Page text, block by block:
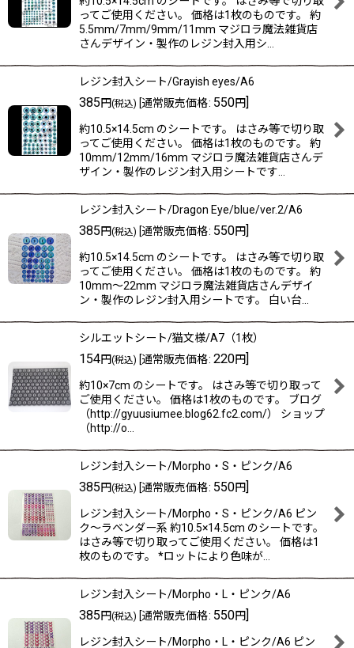
ってご使用ください。 価格は1枚のものです。 約
5.5mm/7mm/9mm/11mm マジロラ魔法雑貨店
さんデザイン・製作のレジン封入用シ…
レジン封入シート/Grayish eyes/A6
385円(税込) [通常販売価格: 550円]
約10.5×14.5cm のシートです。 はさみ等で切り取
ってご使用ください。 価格は1枚のものです。 約
10mm/12mm/16mm マジロラ魔法雑貨店さんデ
ザイン・製作のレジン封入用シートです…
レジン封入シート/Dragon Eye/blue/ver.2/A6
385円(税込) [通常販売価格: 550円]
約10.5×14.5cm のシートです。 はさみ等で切り取
ってご使用ください。 価格は1枚のものです。 約
10mm〜22mm マジロラ魔法雑貨店さんデザイ
ン・製作のレジン封入用シートです。 白い台…
シルエットシート/猫文様/A7（1枚）
154円(税込) [通常販売価格: 220円]
約10×7cm のシートです。 はさみ等で切り取って
ご使用ください。 価格は1枚のものです。 ブログ
（http://gyuusiumee.blog62.fc2.com/） ショップ
（http://o…
レジン封入シート/Morpho・S・ピンク/A6
385円(税込) [通常販売価格: 550円]
レジン封入シート/Morpho・S・ピンク/A6 ピン
ク〜ラベンダー系 約10.5×14.5cm のシートです。
はさみ等で切り取ってご使用ください。 価格は1
枚のものです。 *ロットにより色味が…
レジン封入シート/Morpho・L・ピンク/A6
385円(税込) [通常販売価格: 550円]
レジン封入シート/Morpho・L・ピンク/A6 ピン